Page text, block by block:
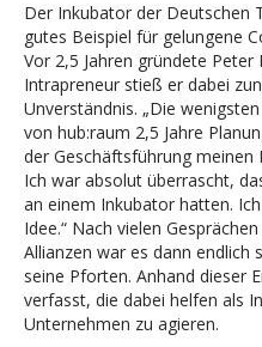
Der Inkubator der Deutschen
gutes Beispiel für gelungene
Vor 2,5 Jahren gründete
Intrapreneur stieß er dabei
Unverständnis. „Die
von hub:raum 2,5 Jahre
der Geschäftsführung meinen
Ich war absolut überrascht,
an einem Inkubator hatten.
Idee.“ Nach vielen
Allianzen war es dann
seine Pforten. Anhand dieser
verfasst, die dabei helfen als
Unternehmen zu agieren.